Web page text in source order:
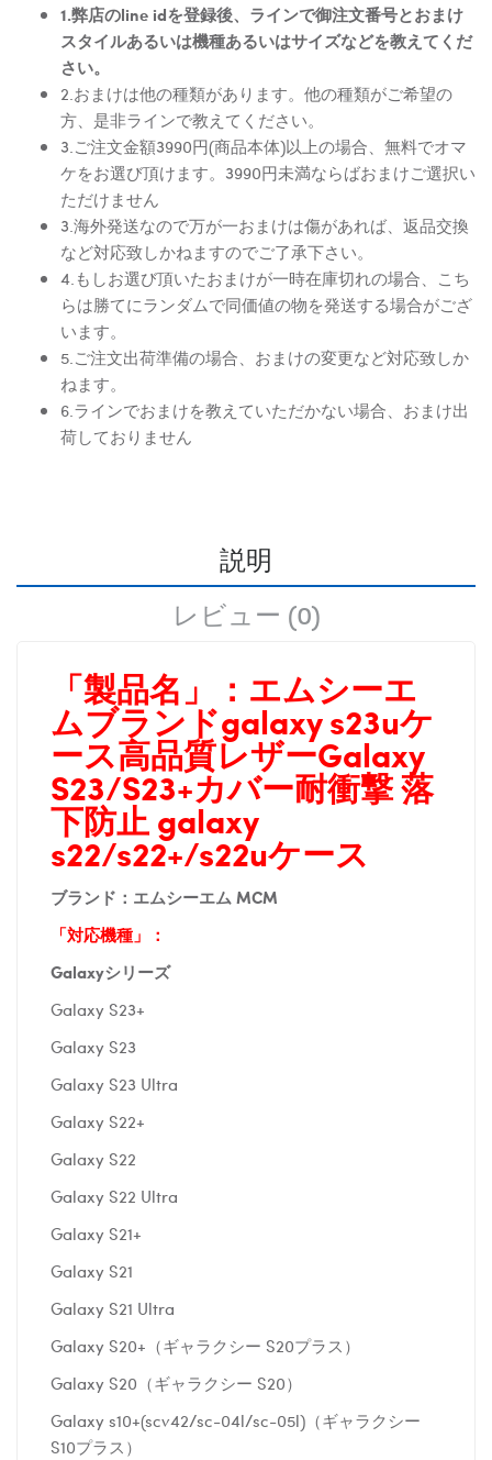
1.弊店のline idを登録後、ラインで御注文番号とおまけ
スタイルあるいは機種あるいはサイズなどを教えてくだ
さい。
2.おまけは他の種類があります。他の種類がご希望の
方、是非ラインで教えてください。
3.ご注文金額3990円(商品本体)以上の場合、無料でオマ
ケをお選び頂けます。3990円未満ならばおまけご選択い
ただけません
3.海外発送なので万が一おまけは傷があれば、返品交換
など対応致しかねますのでご了承下さい。
4.もしお選び頂いたおまけが一時在庫切れの場合、こち
らは勝てにランダムで同価値の物を発送する場合がござ
います。
5.ご注文出荷準備の場合、おまけの変更など対応致しか
ねます。
6.ラインでおまけを教えていただかない場合、おまけ出
荷しておりません
説明
レビュー (0)
「製品名」： エムシーエ
ムブランドgalaxy s23uケ
ース高品質レザーGalaxy
S23/S23+カバー耐衝撃 落
下防止 galaxy
s22/s22+/s22uケース
ブランド：エムシーエム MCM
「対応機種」：
Galaxyシリーズ
Galaxy S23+
Galaxy S23
Galaxy S23 Ultra
Galaxy S22+
Galaxy S22
Galaxy S22 Ultra
Galaxy S21+
Galaxy S21
Galaxy S21 Ultra
Galaxy S20+（ギャラクシー S20プラス）
Galaxy S20（ギャラクシー S20）
Galaxy s10+(scv42/sc-04l/sc-05l)（ギャラクシー
S10プラス）